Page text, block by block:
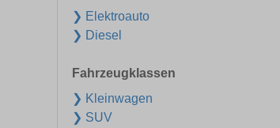
❯ Elektroauto
❯ Diesel
Fahrzeugklassen
❯ Kleinwagen
❯ SUV